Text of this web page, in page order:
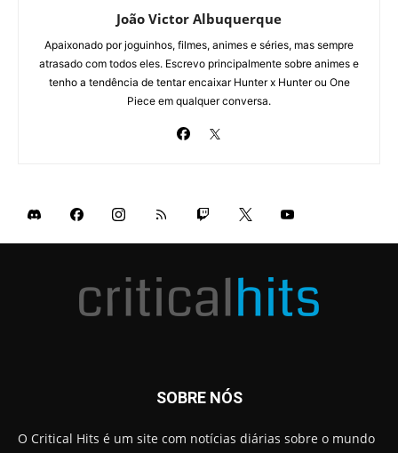
João Victor Albuquerque
Apaixonado por joguinhos, filmes, animes e séries, mas sempre
atrasado com todos eles. Escrevo principalmente sobre animes e
tenho a tendência de tentar encaixar Hunter x Hunter ou One
Piece em qualquer conversa.
SOBRE NÓS
O Critical Hits é um site com notícias diárias sobre o mundo